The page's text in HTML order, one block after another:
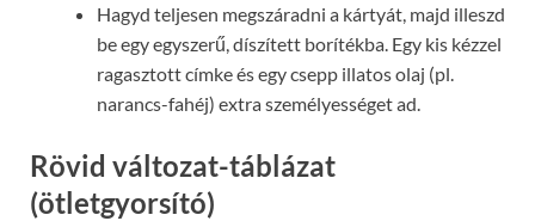
Hagyd teljesen megszáradni a kártyát, majd illeszd
be egy egyszerű, díszített borítékba. Egy kis kézzel
ragasztott címke és egy csepp illatos olaj (pl.
narancs-fahéj) extra személyességet ad.
Rövid változat-táblázat
(ötletgyorsító)